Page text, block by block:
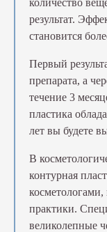
количество
результат.
становится
Первый
препарата, а
течение 3
пластика
лет вы будете
В
контурная
практики.
великолепные